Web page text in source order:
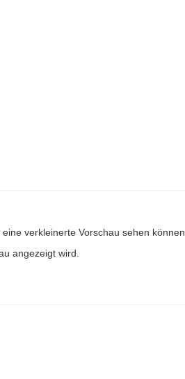
verkleinerte Vorschau sehen können.
angezeigt wird.